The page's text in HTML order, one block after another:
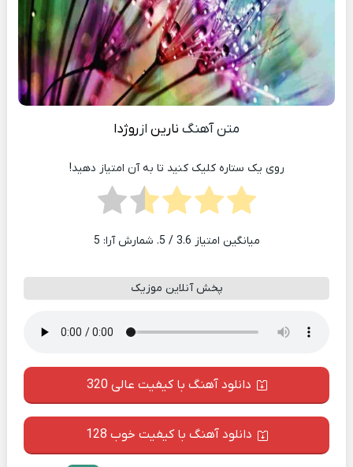
متن آهنگ نارین از روژدا
روی یک ستاره کلیک کنید تا به آن امتیاز دهید!
میانگین امتیاز 3.6 / 5. شمارش آرا: 5
پخش آنلاین موزیک
دانلود آهنگ با کیفیت عالی 320
دانلود آهنگ با کیفیت خوب 128